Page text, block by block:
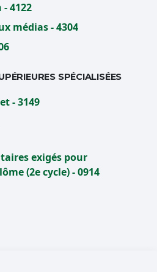
4122
médias - 4304
SPÉCIALISÉES
- 3149
exigés pour
(2e cycle) - 0914